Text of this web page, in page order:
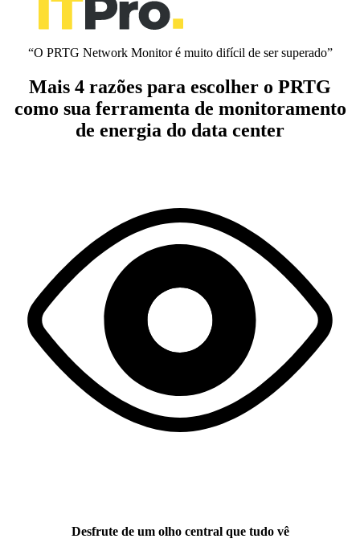
“O PRTG Network Monitor é muito difícil de ser superado”
Mais 4 razões para escolher o PRTG
como sua ferramenta de monitoramento
de energia do data center
Desfrute de um olho central que tudo vê